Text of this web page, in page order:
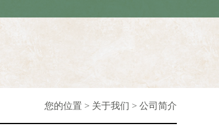
您的位置 > 关于我们 > 公司简介